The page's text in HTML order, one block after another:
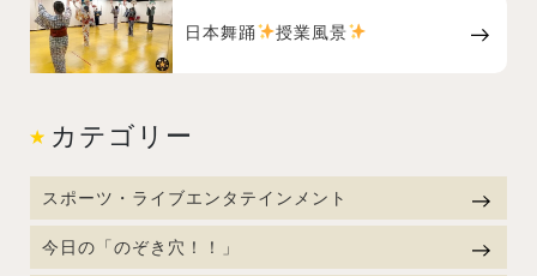
日本舞踊 授業風景
カテゴリー
スポーツ・ライブエンタテインメント
今日の「のぞき穴！！」